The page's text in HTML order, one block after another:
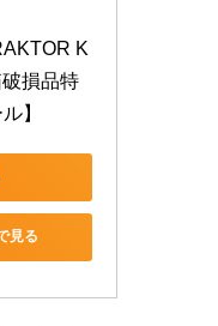
K
損品特
】
見る